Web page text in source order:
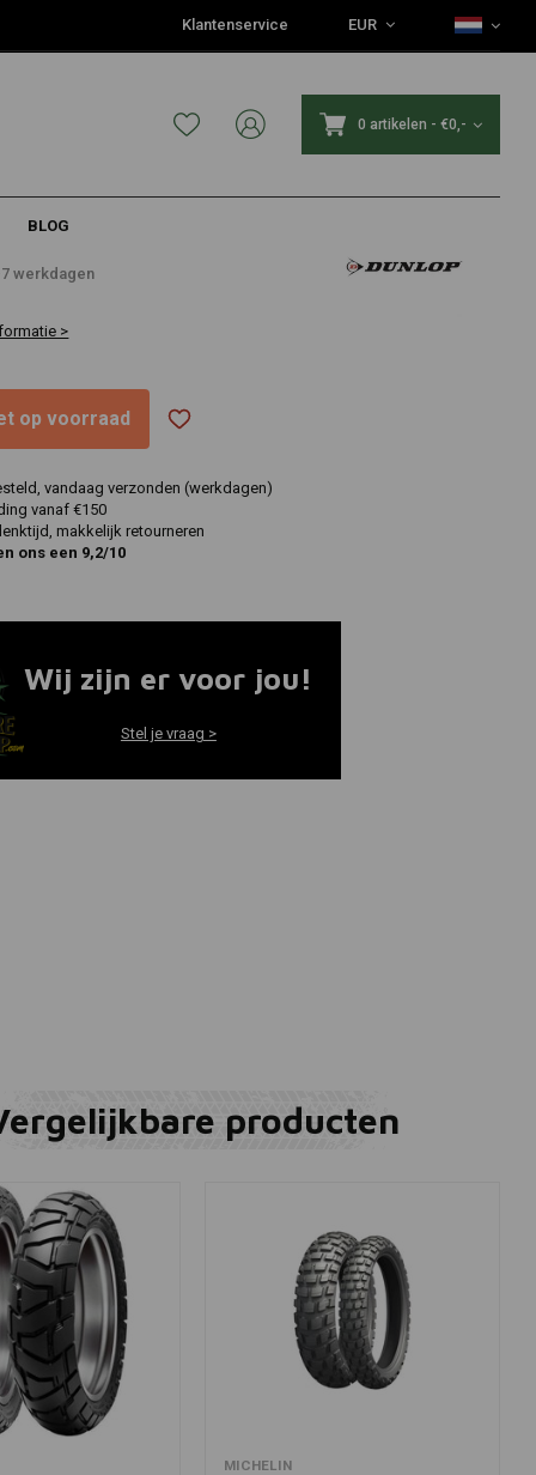
Klantenservice EUR
0 artikelen - €0,-
BLOG
werkdagen
>
op voorraad
vandaag verzonden (werkdagen)
vanaf €150
makkelijk retourneren
ons een 9,2/10
Wij zijn er voor jou!
Stel je vraag >
producten
MICHELIN